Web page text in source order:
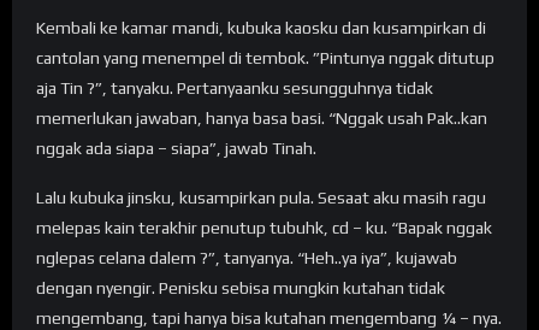
Kembali ke kamar mandi, kubuka kaosku dan kusampirkan di
cantolan yang menempel di tembok. ”Pintunya nggak ditutup
aja Tin ?”, tanyaku. Pertanyaanku sesungguhnya tidak
memerlukan jawaban, hanya basa basi. “Nggak usah Pak..kan
nggak ada siapa – siapa”, jawab Tinah.
Lalu kubuka jinsku, kusampirkan pula. Sesaat aku masih ragu
melepas kain terakhir penutup tubuhk, cd – ku. “Bapak nggak
nglepas celana dalem ?”, tanyanya. “Heh..ya iya”, kujawab
dengan nyengir. Penisku sebisa mungkin kutahan tidak
mengembang, tapi hanya bisa kutahan mengembang ¼ – nya.